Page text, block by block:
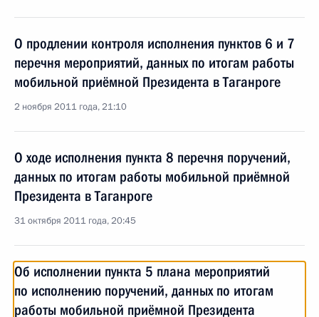
О продлении контроля исполнения пунктов 6 и 7
перечня мероприятий, данных по итогам работы
мобильной приёмной Президента в Таганроге
2 ноября 2011 года, 21:10
О ходе исполнения пункта 8 перечня поручений,
данных по итогам работы мобильной приёмной
Президента в Таганроге
31 октября 2011 года, 20:45
Об исполнении пункта 5 плана мероприятий
по исполнению поручений, данных по итогам
работы мобильной приёмной Президента